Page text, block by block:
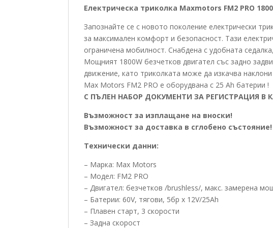
Електрическа триколка Maxmotors FM2 PRO
Запознайте се с новото поколение електрически
за максимален комфорт и безопасност. Тази
ограничена мобилност. Снабдена с удобната
Мощният 1800W безчетков двигател със задно
движение, като триколката може да изкачва
Max Motors FM2 PRO е оборудвана с 25 Ah батерии !
С ПЪЛЕН НАБОР ДОКУМЕНТИ ЗА РЕГИСТРАЦИЯ В
Възможност за изплащане на вноски!
Възможност за доставка в сглобено състояние!
Технически данни:
– Марка: Max Motors
– Модел: FM2 PRO
– Двигател: безчетков /brushless/, макс. замерена
– Батерии: 60V, тягови, 5бр x 12V/25Ah
– Плавен старт, 3 скорости
– Задна скорост